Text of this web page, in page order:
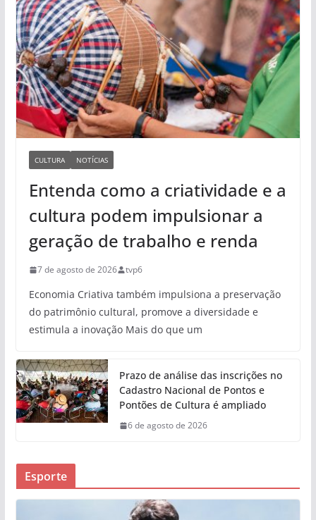
CULTURA NOTÍCIAS
Entenda como a criatividade e a
cultura podem impulsionar a
geração de trabalho e renda
7 de agosto de 2026 tvp6
Economia Criativa também impulsiona a preservação
do patrimônio cultural, promove a diversidade e
estimula a inovação Mais do que um
Prazo de análise das inscrições no
Cadastro Nacional de Pontos e
Pontões de Cultura é ampliado
6 de agosto de 2026
Esporte